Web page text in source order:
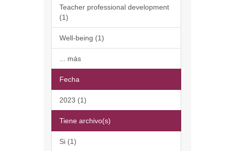
Teacher professional development
(1)
Well-being (1)
... más
Fecha
2023 (1)
Tiene archivo(s)
Si (1)